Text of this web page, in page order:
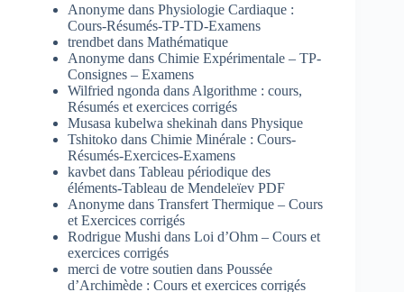
Anonyme dans Physiologie Cardiaque :
Cours-Résumés-TP-TD-Examens
trendbet dans Mathématique
Anonyme dans Chimie Expérimentale – TP-
Consignes – Examens
Wilfried ngonda dans Algorithme : cours,
Résumés et exercices corrigés
Musasa kubelwa shekinah dans Physique
Tshitoko dans Chimie Minérale : Cours-
Résumés-Exercices-Examens
kavbet dans Tableau périodique des
éléments-Tableau de Mendeleïev PDF
Anonyme dans Transfert Thermique – Cours
et Exercices corrigés
Rodrigue Mushi dans Loi d’Ohm – Cours et
exercices corrigés
merci de votre soutien dans Poussée
d’Archimède : Cours et exercices corrigés